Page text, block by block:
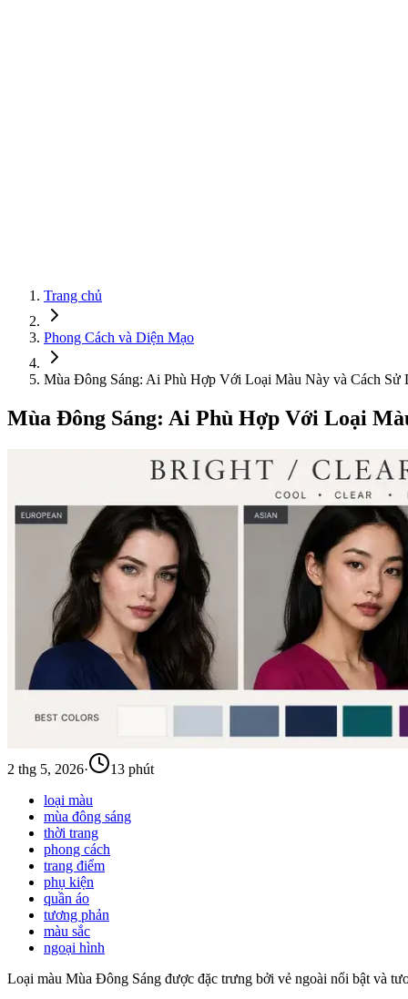
Trang chủ
Phong Cách và Diện Mạo
Mùa Đông Sáng: Ai Phù Hợp Với Loại Màu Này và Cách Sử
Mùa Đông Sáng: Ai Phù Hợp Với Loại
2 thg 5, 2026·
13 phút
loại màu
mùa đông sáng
thời trang
phong cách
trang điểm
phụ kiện
quần áo
tương phản
màu sắc
ngoại hình
Loại màu Mùa Đông Sáng được đặc trưng bởi vẻ ngoài nổi bật và